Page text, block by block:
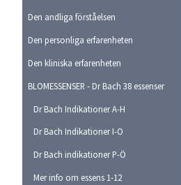
Den andliga förståelsen
Den personliga erfarenheten
Den kliniska erfarenheten
BLOMESSENSER - Dr Bach 38 essenser
Dr Bach Indikationer A-H
Dr Bach Indikationer I-O
Dr Bach indikationer P-Ö
Mer info om essens 1-12